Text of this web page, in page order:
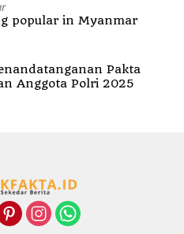
popular in Myanmar
Pakta
Anggota Polri 2025